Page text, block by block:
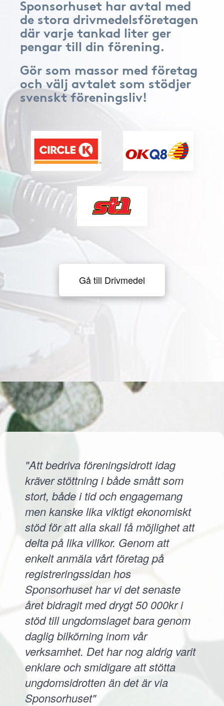
Sponsorhuset har avtal med
de stora drivmedelsföretagen
där varje tankad liter ger
pengar till din förening.
Gör som massor med företag
och välj avtalet som stödjer
svenskt föreningsliv!
Gå till Drivmedel
"Att bedriva föreningsidrott idag
kräver stöttning i både smått som
stort, både i tid och engagemang
men kanske lika viktigt ekonomiskt
stöd för att alla skall få möjlighet att
delta på lika villkor. Genom att
enkelt anmäla vårt företag på
registreringssidan hos
Sponsorhuset har vi det senaste
året bidragit med drygt 50 000kr i
stöd till ungdomslaget bara genom
daglig bilkörning inom vår
verksamhet. Det har nog aldrig varit
enklare och smidigare att stötta
ungdomsidrotten än det är via
Sponsorhuset"